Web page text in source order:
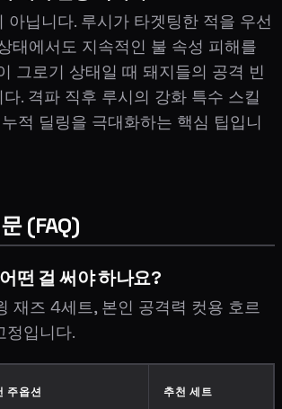
아닙니다. 루시가 타겟팅한 적을 우선
태에서도 지속적인 불 속성 피해를
그로기 상태일 때 돼지들의 공격 빈
. 격파 직후 루시의 강화 특수 스킬
적 딜링을 극대화하는 핵심 팁입니
(FAQ)
떤 걸 써야 하나요?
재즈 4세트, 본인 공격력 컷용 호르
정입니다.
주옵션 추천 세트